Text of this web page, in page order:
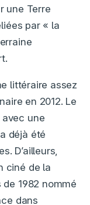
une Terre
par « la
littéraire assez
en 2012. Le
une
déjà été
D’ailleurs,
ciné de la
1982 nommé
dans